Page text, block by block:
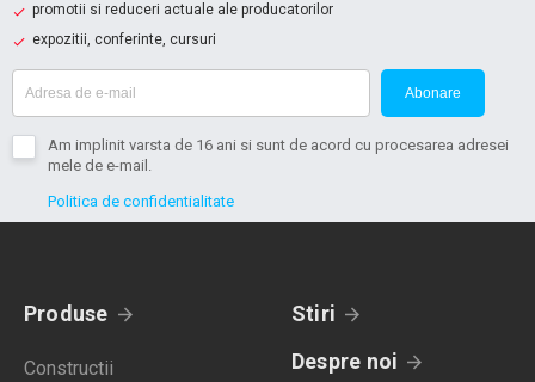
promotii si reduceri actuale ale producatorilor
expozitii, conferinte, cursuri
Abonare
Am implinit varsta de 16 ani si sunt de acord cu procesarea adresei
mele de e-mail.
Politica de confidentialitate
Produse
Constructii
Stiri
Despre noi